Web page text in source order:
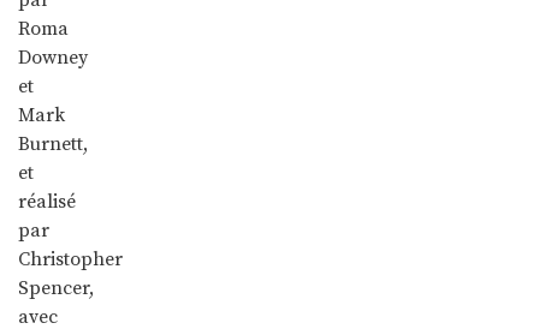
Roma
Downey
et
Mark
Burnett,
et
réalisé
par
Christopher
Spencer,
avec